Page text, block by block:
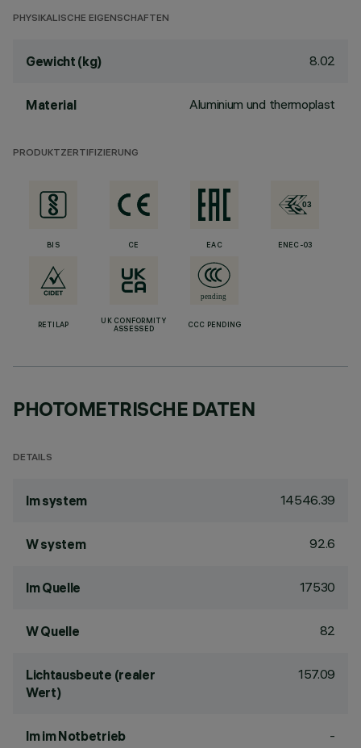
PHYSIKALISCHE EIGENSCHAFTEN
Gewicht (kg) 8.02
Material Aluminium und thermoplast
PRODUKTZERTIFIZIERUNG
BIS CE EAC ENEC-03
RETILAP
UK CONFORMITY
ASSESSED
CCC PENDING
PHOTOMETRISCHE DATEN
DETAILS
lm system 14546.39
W system 92.6
lm Quelle 17530
W Quelle 82
Lichtausbeute (realer
Wert)
157.09
lm im Notbetrieb -